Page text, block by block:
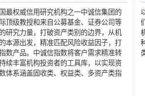
最权威信用研究机构之一中诚信集团的
顶级教授和来自公募基金、证券公司等
研究力量，打破资产类别的边界，从机
本源出发，精准匹配风险收益因子，打
数产品。中诚信指数将客户需求精准转
续丰富机构投资者的工具库，以实现资
体系涵盖固收类、权益类、多资产类指